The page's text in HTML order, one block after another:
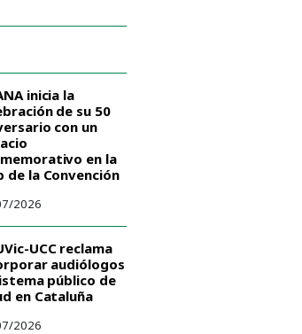
inicia la
de su 50
con un
en la
de la Convención
2026
UCC reclama
audiólogos
público de
en Cataluña
2026